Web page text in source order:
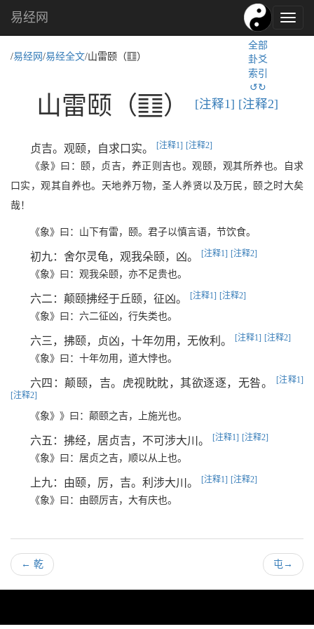
易
经
易经网
全部
卦爻
索引
↺↻
/易经网 /易经全文/山雷颐（m）
山雷颐（m） [注释1] [注释2]
贞吉。观颐，自求口实。 [注释1] [注释2]
《彖》曰：颐，贞吉，养正则吉也。观颐，观其所养也。自求
口实，观其自养也。天地养万物，圣人养贤以及万民，颐之时大矣
哉！
《象》曰：山下有雷，颐。君子以慎言语，节饮食。
初九：舍尔灵龟，观我朵颐，凶。 [注释1] [注释2]
《象》曰：观我朵颐，亦不足贵也。
六二：颠颐拂经于丘颐，征凶。 [注释1] [注释2]
《象》曰：六二征凶，行失类也。
六三，拂颐，贞凶，十年勿用，无攸利。 [注释1] [注释2]
《象》曰：十年勿用，道大悖也。
六四：颠颐，吉。虎视眈眈，其欲逐逐，无咎。
[注释1]
[注释2]
《象》》曰：颠颐之吉，上施光也。
六五：拂经，居贞吉，不可涉大川。 [注释1] [注释2]
《象》曰：居贞之吉，顺以从上也。
上九：由颐，厉，吉。利涉大川。 [注释1] [注释2]
《象》曰：由颐厉吉，大有庆也。
← 乾 屯→